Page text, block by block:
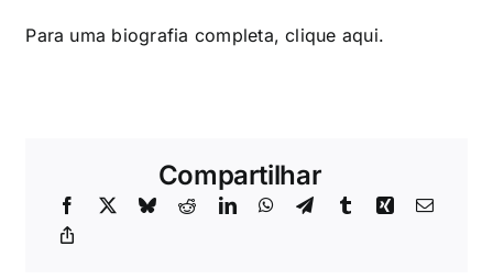
Para uma biografia completa, clique aqui.
Compartilhar